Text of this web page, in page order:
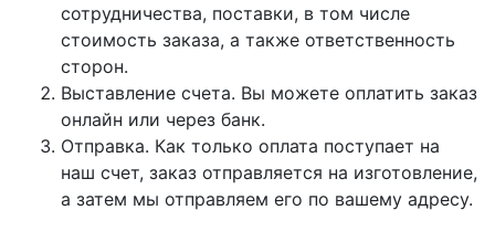
сотрудничества, поставки, в том числе
стоимость заказа, а также ответственность
сторон.
Выставление счета. Вы можете оплатить заказ
онлайн или через банк.
Отправка. Как только оплата поступает на
наш счет, заказ отправляется на изготовление,
а затем мы отправляем его по вашему адресу.